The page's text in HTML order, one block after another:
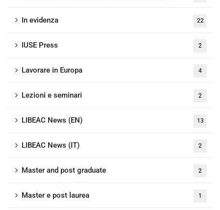
In evidenza 22
IUSE Press 2
Lavorare in Europa 4
Lezioni e seminari 2
LIBEAC News (EN) 13
LIBEAC News (IT) 2
Master and post graduate 2
Master e post laurea 1